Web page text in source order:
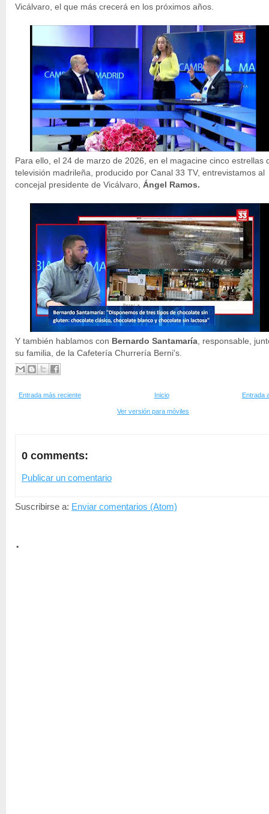
Vicálvaro, el que más crecerá en los próximos años.
Para ello, el 24 de marzo de 2026, en el magacine cinco estrellas
televisión madrileña, producido por Canal 33 TV, entrevistamos al
concejal presidente de Vicálvaro, Ángel Ramos.
Y también hablamos con Bernardo Santamaría, responsable,
su familia, de la Cafetería Churrería Berni's.
Entrada más reciente Entrada
Inicio
Ver versión para móviles
0 comments:
Publicar un comentario
Suscribirse a: Enviar comentarios (Atom)
.